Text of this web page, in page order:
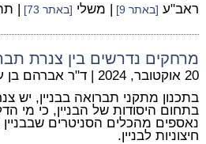
ראב"ע [באתר 9] | משלי [באתר 73] |
מרחקים נדרשים בין צנרת
20 אוקטובר, 2024 | ד"ר אברהם בן
בתכנון מתקני תברואה בבניין, יש
בתחום היסודות של הבניין, כי מי
נאספים מהכלים הסניטרים
חיצוניות לבניין.